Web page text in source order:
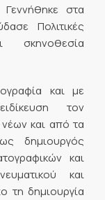
στα
Πολιτικές
σκηνοθεσία
και με
τον
και από τα
δημιουργός
και
και
τη δημιουργία